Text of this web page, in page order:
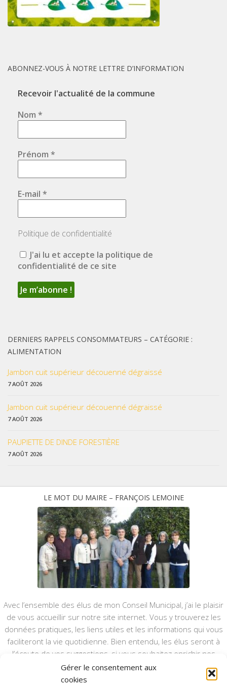
Gérer le consentement aux
cookies
ABONNEZ-VOUS À NOTRE LETTRE D’INFORMATION
Recevoir l'actualité de la commune
Nom *
Prénom *
E-mail *
Politique de confidentialité
J'ai lu et accepte la politique de
confidentialité de ce site
DERNIERS RAPPELS CONSOMMATEURS – CATÉGORIE :
ALIMENTATION
Jambon cuit supérieur découenné dégraissé
7 AOÛT 2026
Jambon cuit supérieur découenné dégraissé
7 AOÛT 2026
PAUPIETTE DE DINDE FORESTIÈRE
7 AOÛT 2026
LE MOT DU MAIRE – FRANÇOIS LEMOINE
Avec l’ensemble des élus de mon Conseil Municipal, j’ai le plaisir
de vous accueillir sur notre site internet. Vous y trouverez les
données pratiques, les liens utiles et les informations qui vous
faciliteront la vie quotidienne. Bien entendu, les élus seront à
l’écoute de vos suggestions, si vous souhaitez enrichir nos
rubriques ou nos informations.